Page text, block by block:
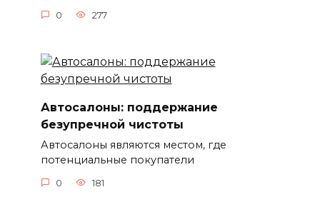
0 277
Автосалоны: поддержание
безупречной чистоты
Автосалоны являются местом, где
потенциальные покупатели
0 181